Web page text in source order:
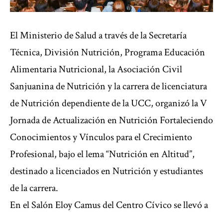
El Ministerio de Salud a través de la Secretaría
Técnica, División Nutrición, Programa Educación
Alimentaria Nutricional, la Asociación Civil
Sanjuanina de Nutrición y la carrera de licenciatura
de Nutrición dependiente de la UCC, organizó la V
Jornada de Actualización en Nutrición Fortaleciendo
Conocimientos y Vínculos para el Crecimiento
Profesional, bajo el lema “Nutrición en Altitud”,
destinado a licenciados en Nutrición y estudiantes
de la carrera.
En el Salón Eloy Camus del Centro Cívico se llevó a